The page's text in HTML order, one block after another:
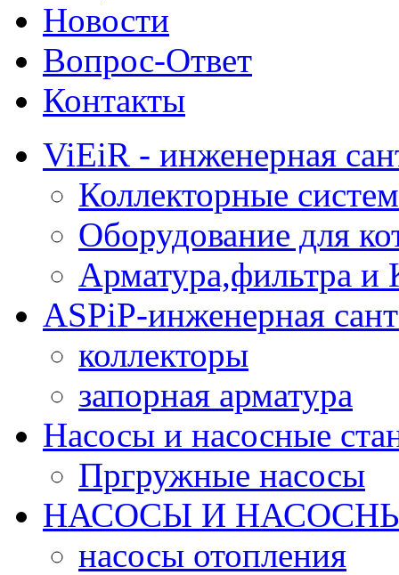
Новости
Вопрос-Ответ
Контакты
ViEiR - инженерная
Коллекторные
Оборудование для
Арматура,фильтра
ASPiP-инженерная
коллекторы
запорная арматура
Насосы и насосные
Пргружные насосы
НАСОСЫ И
насосы отопления